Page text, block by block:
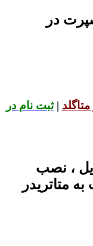
در
|ثبت نام در
، نصب